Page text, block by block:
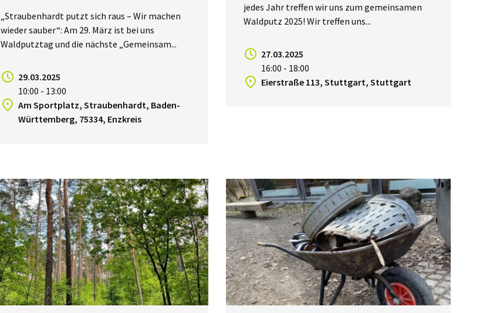
„Straubenhardt putzt sich raus – Wir machen
wieder sauber“: Am 29. März ist bei uns
Waldputztag und die nächste „Gemeinsam...
29.03.2025
10:00 - 13:00
Am Sportplatz, Straubenhardt, Baden-
Württemberg, 75334, Enzkreis
jedes Jahr treffen wir uns zum gemeinsamen
Waldputz 2025! Wir treffen uns...
27.03.2025
16:00 - 18:00
Eierstraße 113, Stuttgart, Stuttgart